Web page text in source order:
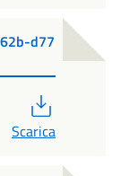
d77
Scarica